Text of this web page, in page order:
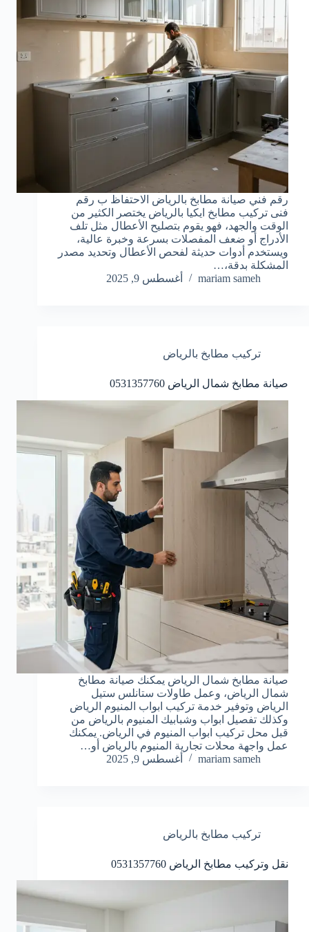
رقم فني صيانة مطابخ بالرياض الاحتفاظ ب رقم
فنى تركيب مطابخ ايكيا بالرياض يختصر الكثير من
الوقت والجهد، فهو يقوم بتصليح الأعطال مثل تلف
الأدراج أو ضعف المفصلات بسرعة وخبرة عالية،
ويستخدم أدوات حديثة لفحص الأعطال وتحديد مصدر
المشكلة بدقة،…
mariam sameh
أغسطس 9, 2025
تركيب مطابخ بالرياض
صيانة مطابخ شمال الرياض 0531357760
صيانة مطابخ شمال الرياض يمكنك صيانة مطابخ
شمال الرياض، وعمل طاولات ستانلس ستيل
الرياض وتوفير خدمة تركيب ابواب المنيوم الرياض
وكذلك تفصيل ابواب وشبابيك المنيوم بالرياض من
قبل محل تركيب ابواب المنيوم في الرياض. يمكنك
عمل واجهة محلات تجارية المنيوم بالرياض أو…
mariam sameh
أغسطس 9, 2025
تركيب مطابخ بالرياض
نقل وتركيب مطابخ الرياض 0531357760